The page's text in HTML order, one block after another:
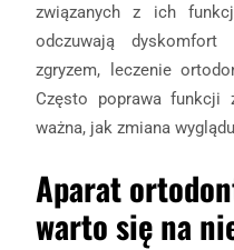
związanych z ich
odczuwają dyskomfort
zgryzem, leczenie
Często poprawa
ważna, jak zmiana
Aparat
warto się na